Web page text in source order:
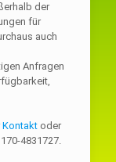
der
für
auch
Anfragen
Kontakt oder
4831727.